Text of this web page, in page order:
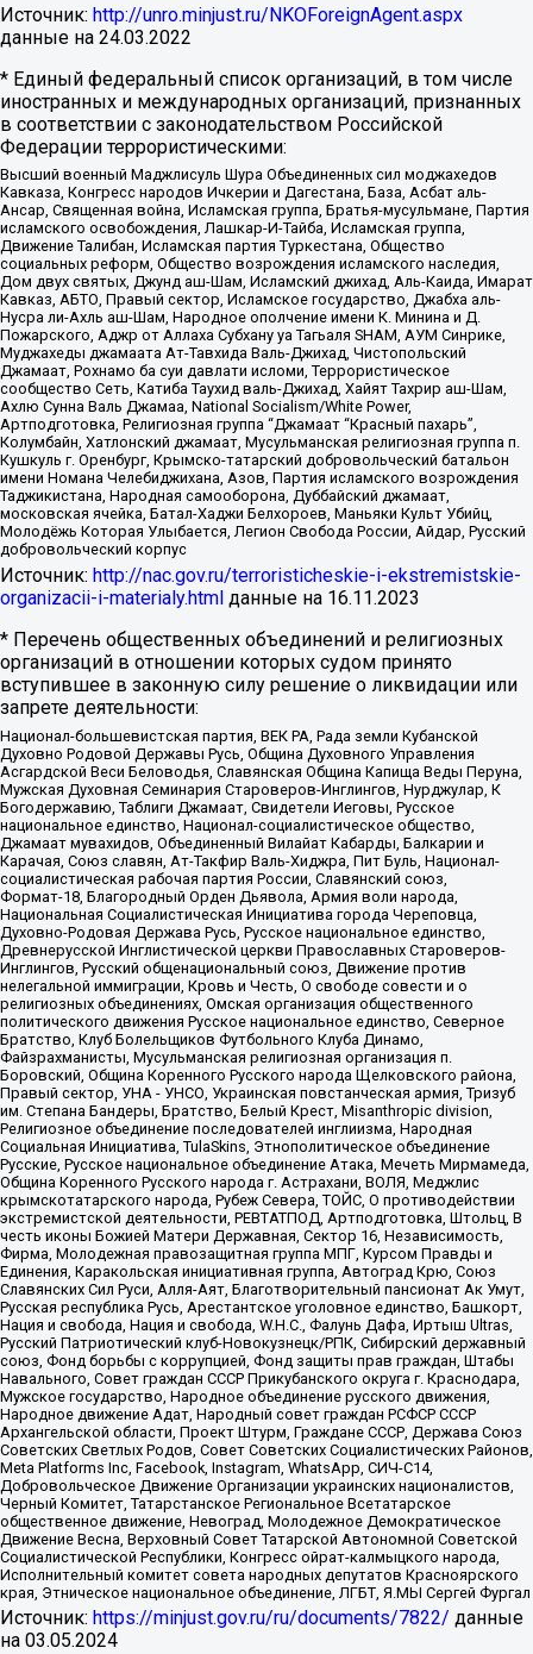
Источник: http://unro.minjust.ru/NKOForeignAgent.aspx
данные на 24.03.2022
* Единый федеральный список организаций, в том числе
иностранных и международных организаций, признанных
в соответствии с законодательством Российской
Федерации террористическими:
Высший военный Маджлисуль Шура Объединенных сил моджахедов
Кавказа, Конгресс народов Ичкерии и Дагестана, База, Асбат аль-
Ансар, Священная война, Исламская группа, Братья-мусульмане, Партия
исламского освобождения, Лашкар-И-Тайба, Исламская группа,
Движение Талибан, Исламская партия Туркестана, Общество
социальных реформ, Общество возрождения исламского наследия,
Дом двух святых, Джунд аш-Шам, Исламский джихад, Аль-Каида, Имарат
Кавказ, АБТО, Правый сектор, Исламское государство, Джабха аль-
Нусра ли-Ахль аш-Шам, Народное ополчение имени К. Минина и Д.
Пожарского, Аджр от Аллаха Субхану уа Тагьаля SHAM, АУМ Синрике,
Муджахеды джамаата Ат-Тавхида Валь-Джихад, Чистопольский
Джамаат, Рохнамо ба суи давлати исломи, Террористическое
сообщество Сеть, Катиба Таухид валь-Джихад, Хайят Тахрир аш-Шам,
Ахлю Сунна Валь Джамаа, National Socialism/White Power,
Артподготовка, Религиозная группа “Джамаат “Красный пахарь”,
Колумбайн, Хатлонский джамаат, Мусульманская религиозная группа п.
Кушкуль г. Оренбург, Крымско-татарский добровольческий батальон
имени Номана Челебиджихана, Азов, Партия исламского возрождения
Таджикистана, Народная самооборона, Дуббайский джамаат,
московская ячейка, Батал-Хаджи Белхороев, Маньяки Культ Убийц,
Молодёжь Которая Улыбается, Легион Свобода России, Айдар, Русский
добровольческий корпус
Источник: http://nac.gov.ru/terroristicheskie-i-ekstremistskie-
organizacii-i-materialy.html данные на 16.11.2023
* Перечень общественных объединений и религиозных
организаций в отношении которых судом принято
вступившее в законную силу решение о ликвидации или
запрете деятельности:
Национал-большевистская партия, ВЕК РА, Рада земли Кубанской
Духовно Родовой Державы Русь, Община Духовного Управления
Асгардской Веси Беловодья, Славянская Община Капища Веды Перуна,
Мужская Духовная Семинария Староверов-Инглингов, Нурджулар, К
Богодержавию, Таблиги Джамаат, Свидетели Иеговы, Русское
национальное единство, Национал-социалистическое общество,
Джамаат мувахидов, Объединенный Вилайат Кабарды, Балкарии и
Карачая, Союз славян, Ат-Такфир Валь-Хиджра, Пит Буль, Национал-
социалистическая рабочая партия России, Славянский союз,
Формат-18, Благородный Орден Дьявола, Армия воли народа,
Национальная Социалистическая Инициатива города Череповца,
Духовно-Родовая Держава Русь, Русское национальное единство,
Древнерусской Инглистической церкви Православных Староверов-
Инглингов, Русский общенациональный союз, Движение против
нелегальной иммиграции, Кровь и Честь, О свободе совести и о
религиозных объединениях, Омская организация общественного
политического движения Русское национальное единство, Северное
Братство, Клуб Болельщиков Футбольного Клуба Динамо,
Файзрахманисты, Мусульманская религиозная организация п.
Боровский, Община Коренного Русского народа Щелковского района,
Правый сектор, УНА - УНСО, Украинская повстанческая армия, Тризуб
им. Степана Бандеры, Братство, Белый Крест, Misanthropic division,
Религиозное объединение последователей инглиизма, Народная
Социальная Инициатива, TulaSkins, Этнополитическое объединение
Русские, Русское национальное объединение Атака, Мечеть Мирмамеда,
Община Коренного Русского народа г. Астрахани, ВОЛЯ, Меджлис
крымскотатарского народа, Рубеж Севера, ТОЙС, О противодействии
экстремистской деятельности, РЕВТАТПОД, Артподготовка, Штольц, В
честь иконы Божией Матери Державная, Сектор 16, Независимость,
Фирма, Молодежная правозащитная группа МПГ, Курсом Правды и
Единения, Каракольская инициативная группа, Автоград Крю, Союз
Славянских Сил Руси, Алля-Аят, Благотворительный пансионат Ак Умут,
Русская республика Русь, Арестантское уголовное единство, Башкорт,
Нация и свобода, Нация и свобода, W.H.С., Фалунь Дафа, Иртыш Ultras,
Русский Патриотический клуб-Новокузнецк/РПК, Сибирский державный
союз, Фонд борьбы с коррупцией, Фонд защиты прав граждан, Штабы
Навального, Совет граждан СССР Прикубанского округа г. Краснодара,
Мужское государство, Народное объединение русского движения,
Народное движение Адат, Народный совет граждан РСФСР СССР
Архангельской области, Проект Штурм, Граждане СССР, Держава Союз
Советских Светлых Родов, Совет Советских Социалистических Районов,
Meta Platforms Inc, Facebook, Instagram, WhatsApp, СИЧ-С14,
Добровольческое Движение Организации украинских националистов,
Черный Комитет, Татарстанское Региональное Всетатарское
общественное движение, Невоград, Молодежное Демократическое
Движение Весна, Верховный Совет Татарской Автономной Советской
Социалистической Республики, Конгресс ойрат-калмыцкого народа,
Исполнительный комитет совета народных депутатов Красноярского
края, Этническое национальное объединение, ЛГБТ, Я.МЫ Сергей Фургал
Источник: https://minjust.gov.ru/ru/documents/7822/ данные
на 03.05.2024